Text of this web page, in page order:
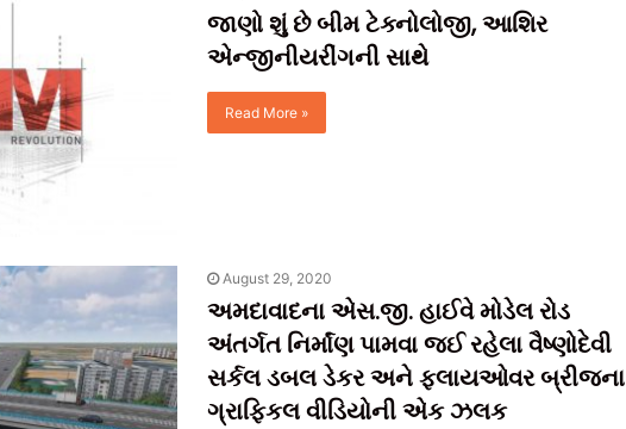
જાણો શું છે બીમ ટેક્નોલોજી, આશિર
એન્જીનીયરીંગની સાથે
Read More »
August 29, 2020
અમદાવાદના એસ.જી. હાઈવે મોડેલ રોડ
અંતર્ગત નિર્માંણ પામવા જઈ રહેલા વૈષ્ણોદેવી
સર્કલ ડબલ ડેકર અને ફ્લાયઓવર બ્રીજના
ગ્રાફિકલ વીડિયોની એક ઝલક